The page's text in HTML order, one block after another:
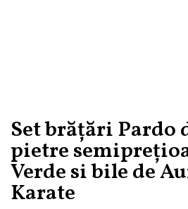
Set brățări Pardo
pietre
Verde si bile de
Karate